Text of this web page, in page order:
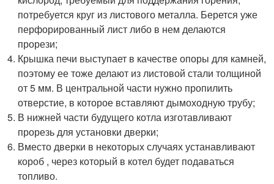
потребуется круг из листового металла. Берется уже
перфорированный лист либо в нем делаются
прорези;
Крышка печи выступает в качестве опоры для камней,
поэтому ее тоже делают из листовой стали толщиной
от 5 мм. В центральной части нужно пропилить
отверстие, в которое вставляют дымоходную трубу;
В нижней части будущего котла изготавливают
прорезь для установки дверки;
Вместо дверки в некоторых случаях устанавливают
короб , через который в котел будет подаваться
топливо.